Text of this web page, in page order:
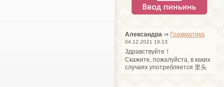
Александра ⇒ Грамматика
04.12.2021 19:13
Здравствуйте！
Cкажите, пожалуйста, в каких
случаях употребляется 里头